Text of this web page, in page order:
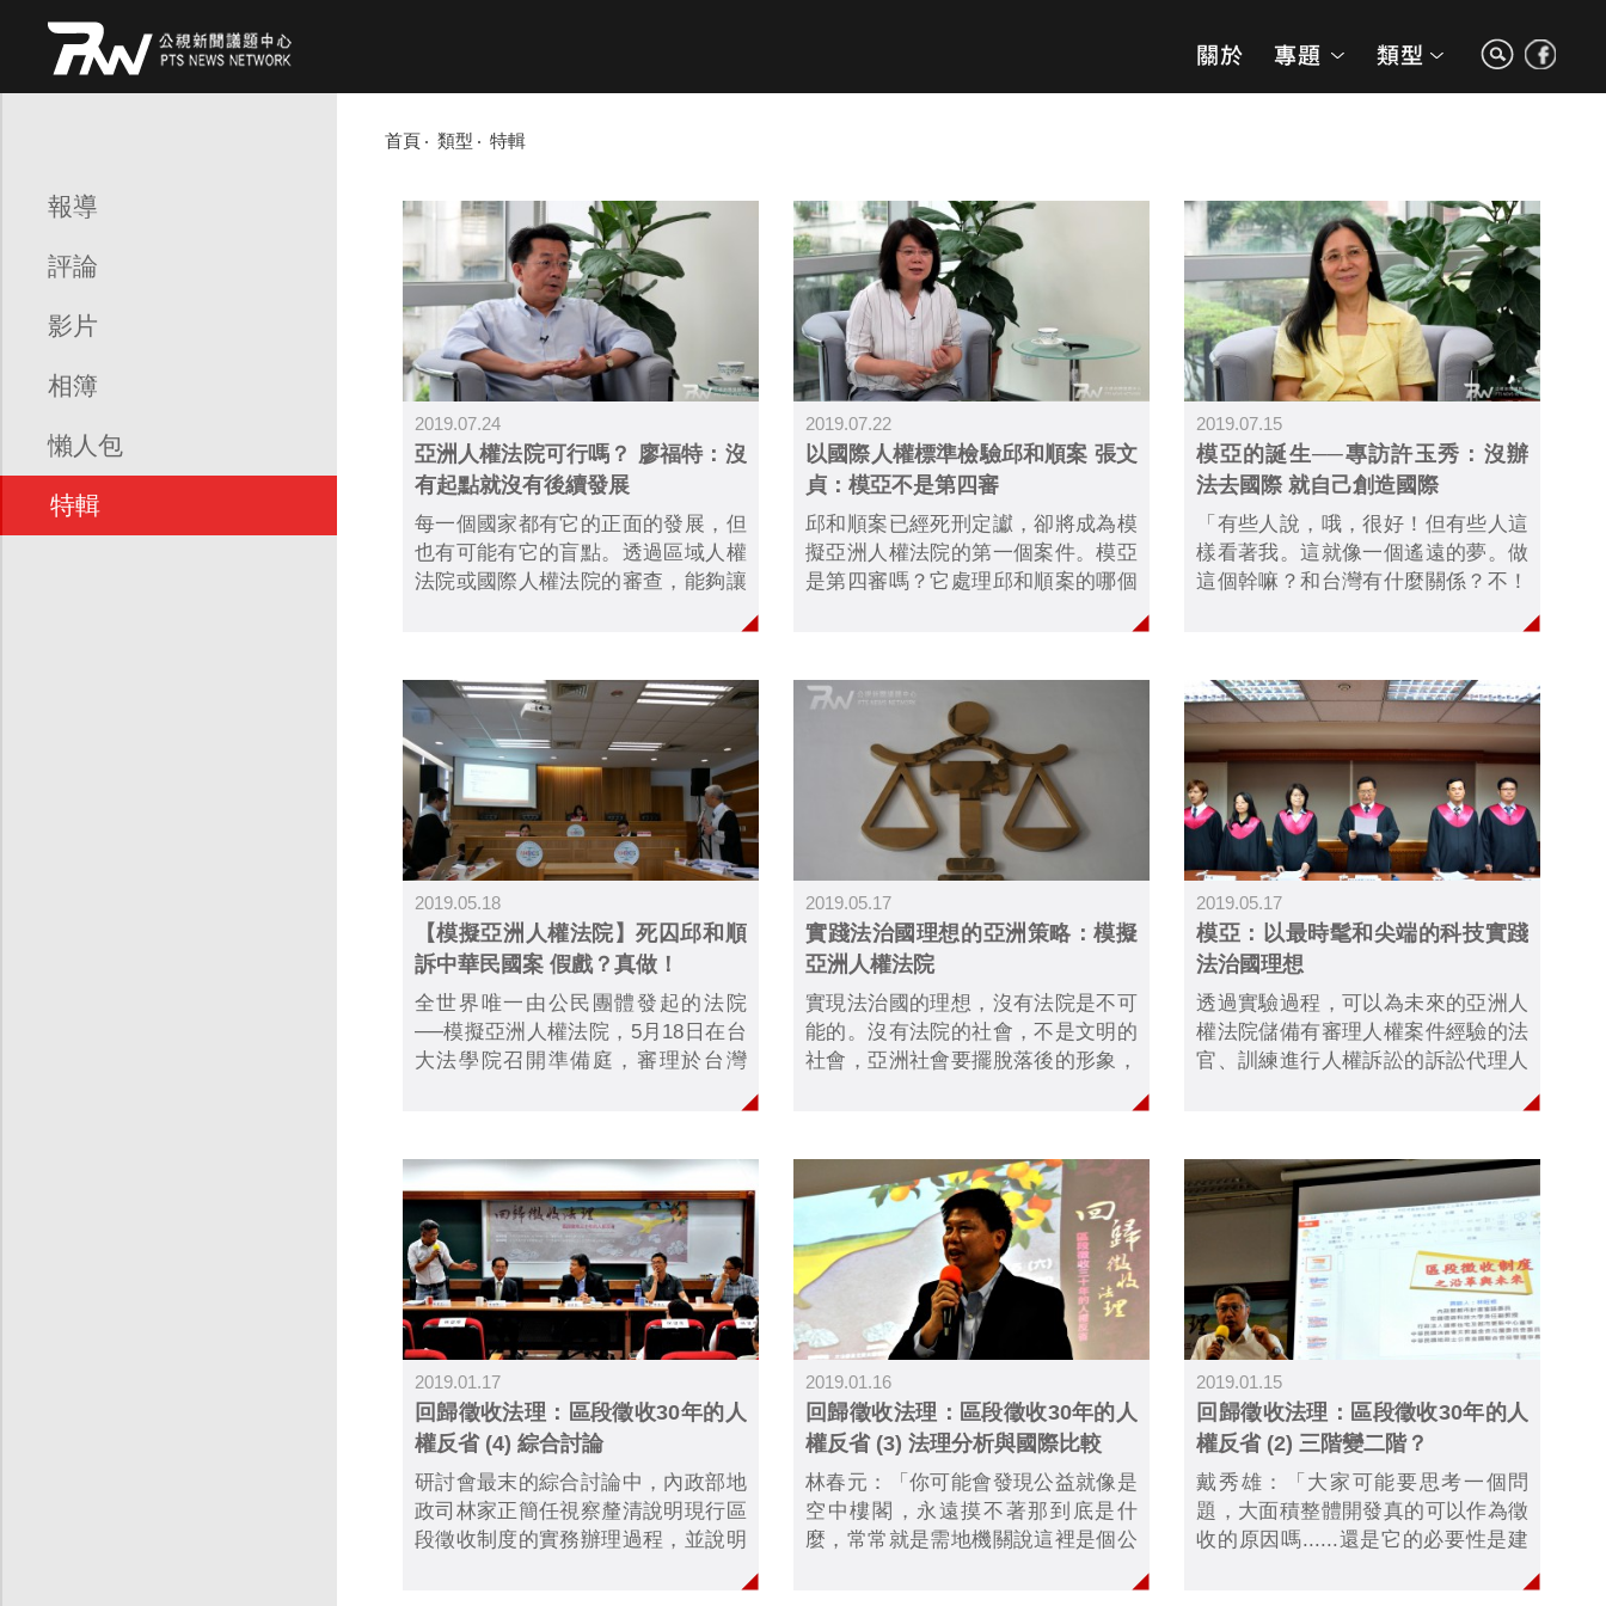
報導
評論
影片
相簿
懶人包
特輯
首頁 類型 特輯
2019.07.24
亞洲人權法院可行嗎？ 廖福特：沒
有起點就沒有後續發展
每一個國家都有它的正面的發展，但
也有可能有它的盲點。透過區域人權
法院或國際人權法院的審查，能夠讓
題與政策，進而提升每一個國家對人
2019.07.22
以國際人權標準檢驗邱和順案 張文
貞：模亞不是第四審
邱和順案已經死刑定讞，卻將成為模
擬亞洲人權法院的第一個案件。模亞
是第四審嗎？它處理邱和順案的哪個
案受命法官張文貞接受公視新聞議題
問，解答疑惑。
2019.07.15
模亞的誕生──專訪許玉秀：沒辦
法去國際 就自己創造國際
「有些人說，哦，很好！但有些人這
樣看著我。這就像一個遙遠的夢。做
這個幹嘛？和台灣有什麼關係？不！
2019.05.18
【模擬亞洲人權法院】死囚邱和順
訴中華民國案 假戲？真做！
全世界唯一由公民團體發起的法院
──模擬亞洲人權法院，5月18日在台
大法學院召開準備庭，審理於台灣
已由台灣法院判決死刑定讞、目前身
2019.05.17
實踐法治國理想的亞洲策略：模擬
亞洲人權法院
實現法治國的理想，沒有法院是不可
能的。沒有法院的社會，不是文明的
社會，亞洲社會要擺脫落後的形象，
2019.05.17
模亞：以最時髦和尖端的科技實踐
法治國理想
透過實驗過程，可以為未來的亞洲人
權法院儲備有審理人權案件經驗的法
官、訓練進行人權訴訟的訴訟代理人
那麼當亞洲人權法院成立的時候，會
院，而不是一個還需要摸索學習、把
人民當白老鼠的法院......
2019.01.17
回歸徵收法理：區段徵收30年的人
權反省 (4) 綜合討論
研討會最末的綜合討論中，內政部地
政司林家正簡任視察釐清說明現行區
段徵收制度的實務辦理過程，並說明
有區段徵收制度。最後並開放現場聽
2019.01.16
回歸徵收法理：區段徵收30年的人
權反省 (3) 法理分析與國際比較
林春元：「你可能會發現公益就像是
空中樓閣，永遠摸不著那到底是什
麼，常常就是需地機關說這裡是個公
常具體是可以理解的，因為他們要提
2019.01.15
回歸徵收法理：區段徵收30年的人
權反省 (2) 三階變二階？
戴秀雄：「大家可能要思考一個問
題，大面積整體開發真的可以作為徵
收的原因嗎......還是它的必要性是建
話，事理上我能了解是為了財務考